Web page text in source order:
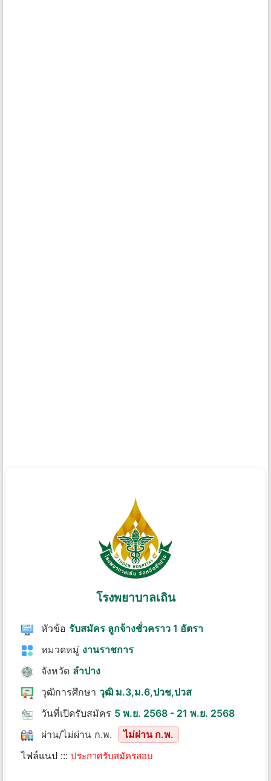
โรงพยาบาลเถิน
หัวข้อ รับสมัคร ลูกจ้างชั่วคราว 1 อัตรา
หมวดหมู่ งานราชการ
จังหวัด ลำปาง
วุฒิการศึกษา วุฒิ ม.3,ม.6,ปวช,ปวส
วันที่เปิดรับสมัคร 5 พ.ย. 2568 - 21 พ.ย. 2568
ผ่าน/ไม่ผ่าน ก.พ.
ไม่ผ่าน ก.พ.
ไฟล์แนป ::: ประกาศรับสมัครสอบ